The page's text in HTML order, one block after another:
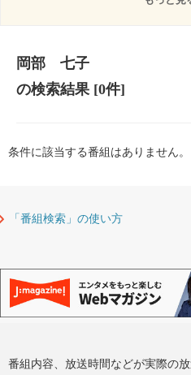
岡部 七子
の検索結果[0件]
条件に該当する番組はありません。
「番組検索」の使い方
番組内容、放送時間などが実際の